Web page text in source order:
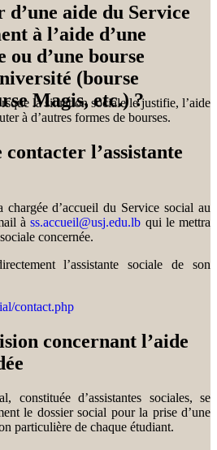
aide du Service
à l’aide d’une
d’une bourse
(bourse
Magis, etc.) ?
la situation sociale le justifie, l’aide
à d’autres formes de bourses.
l’assistante
chargée d’accueil du Service social au
àss.accueil@usj.edu.lb qui le mettra
concernée.
l’assistante sociale de son
contact.php
concernant l’aide
constituée d’assistantes sociales, se
le dossier social pour la prise d’une
particulière de chaque étudiant.